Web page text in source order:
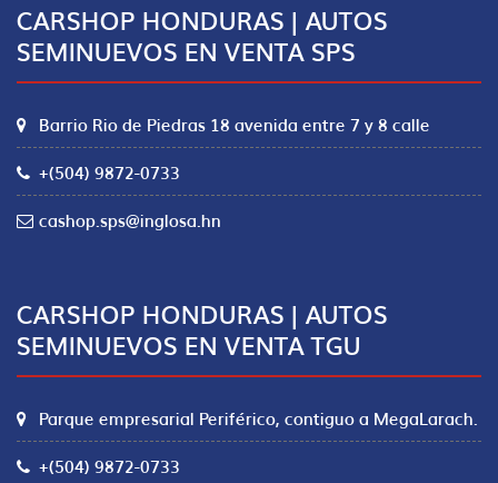
CARSHOP HONDURAS | AUTOS
SEMINUEVOS EN VENTA SPS
Barrio Rio de Piedras 18 avenida entre 7 y 8 calle
+(504) 9872-0733
cashop.sps@inglosa.hn
CARSHOP HONDURAS | AUTOS
SEMINUEVOS EN VENTA TGU
Parque empresarial Periférico, contiguo a MegaLarach.
+(504) 9872-0733